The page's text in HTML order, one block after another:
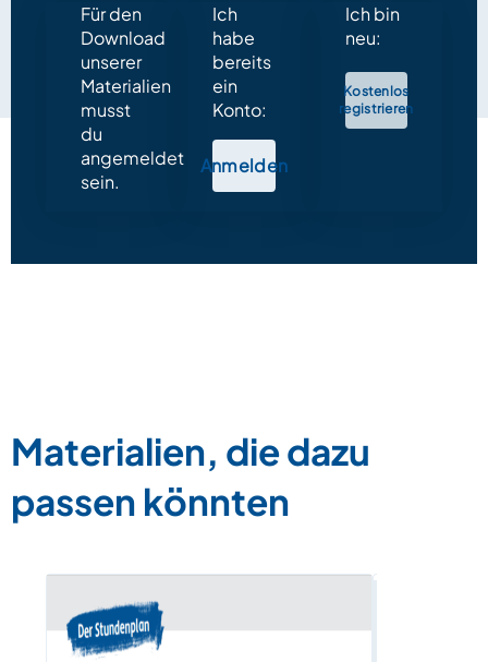
Für den
Download
unserer
Materialien
musst
du
angemeldet
sein.
Ich
habe
bereits
ein
Konto:
Anmelden
Ich bin
neu:
Kostenlos
registrieren
Materialien, die dazu
passen könnten